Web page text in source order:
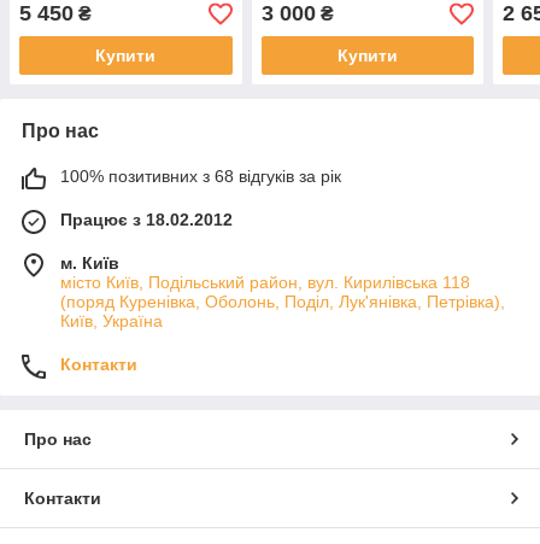
5 450 ₴
Купити
3 000₴
Купити
2
Про нас
100% позитивних з 68 відгуків за рік
Працює з 18.02.2012
м. Київ
місто Київ, Подільський район, вул. Кирилівська 118
(поряд Куренівка, Оболонь, Поділ, Лук'янівка, Петрівка),
Київ, Україна
Контакти
Про нас
Контакти